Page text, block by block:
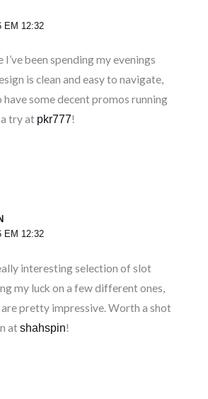
EM 12:32
I’ve been spending my evenings
is clean and easy to navigate,
have some decent promos running
try at pkr777!
EM 12:32
interesting selection of slot
my luck on a few different ones,
pretty impressive. Worth a shot
atshahspin!